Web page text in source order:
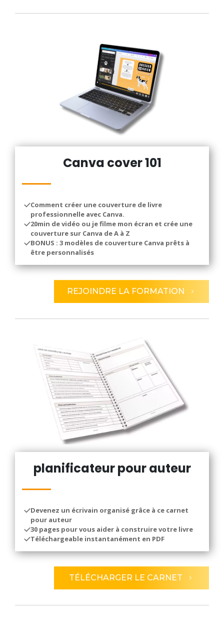
Canva cover 101
Comment créer une couverture de livre
professionnelle avec Canva.
20min de vidéo ou je filme mon écran et crée une
couverture sur Canva de A à Z
BONUS : 3 modèles de couverture Canva prêts à
être personnalisés
REJOINDRE LA FORMATION
planificateur pour auteur
Devenez un écrivain organisé grâce à ce carnet
pour auteur
30 pages pour vous aider à construire votre livre
Téléchargeable instantanément en PDF
TÉLÉCHARGER LE CARNET